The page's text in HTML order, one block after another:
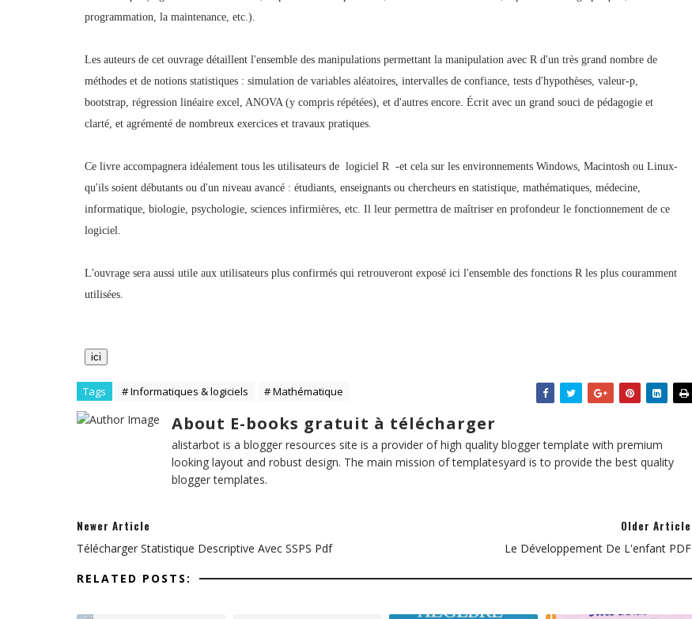
programmation, la maintenance, etc.).
Les auteurs de cet ouvrage détaillent l'ensemble des manipulations permettant la manipulation avec R d'un très grand nombre de
méthodes et de notions statistiques : simulation de variables aléatoires, intervalles de confiance, tests d'hypothèses, valeur-p,
bootstrap, régression linéaire excel, ANOVA (y compris répétées), et d'autres encore. Écrit avec un grand souci de pédagogie et
clarté, et agrémenté de nombreux exercices et travaux pratiques.
Ce livre accompagnera idéalement tous les utilisateurs de logiciel R -et cela sur les environnements Windows, Macintosh ou Linux-
qu'ils soient débutants ou d'un niveau avancé : étudiants, enseignants ou chercheurs en statistique, mathématiques, médecine,
informatique, biologie, psychologie, sciences infirmières, etc. Il leur permettra de maîtriser en profondeur le fonctionnement de ce
logiciel.
L'ouvrage sera aussi utile aux utilisateurs plus confirmés qui retrouveront exposé ici l'ensemble des fonctions R les plus couramment
utilisées.
ici
Tags # Informatiques & logiciels # Mathématique
About E-books gratuit à télécharger
alistarbot is a blogger resources site is a provider of high quality blogger template with premium
looking layout and robust design. The main mission of templatesyard is to provide the best quality
blogger templates.
Newer Article
Télécharger Statistique Descriptive Avec SSPS Pdf
Older Article
Le Développement De L'enfant PDF
RELATED POSTS: